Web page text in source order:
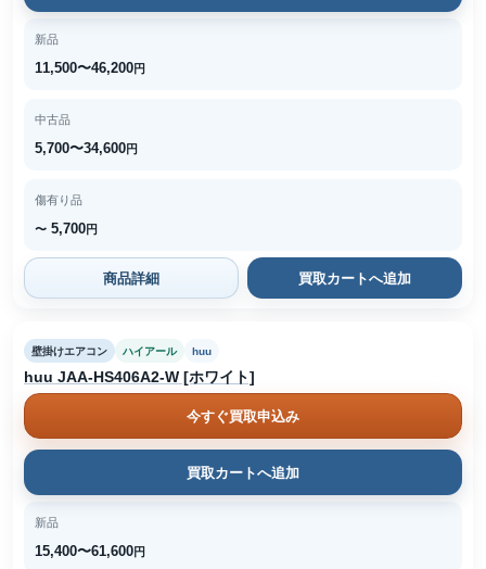
新品
11,500〜46,200円
中古品
5,700〜34,600円
傷有り品
〜 5,700円
商品詳細 買取カートへ追加
壁掛けエアコン ハイアール huu
huu JAA-HS406A2-W [ホワイト]
今すぐ買取申込み
買取カートへ追加
新品
15,400〜61,600円